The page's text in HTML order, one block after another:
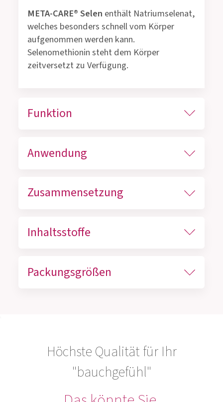
META-CARE® Selen enthält Natriumselenat,
welches besonders schnell vom Körper
aufgenommen werden kann.
Selenomethionin steht dem Körper
zeitversetzt zu Verfügung.
Funktion
Anwendung
Zusammensetzung
Inhaltsstoffe
Packungsgrößen
Höchste Qualität für Ihr
"bauchgefühl"